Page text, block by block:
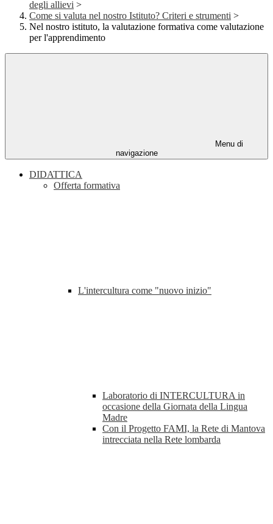
degli allievi >
Come si valuta nel nostro Istituto? Criteri e strumenti >
Nel nostro istituto, la valutazione formativa come valutazione
per l'apprendimento
Menu di
navigazione
DIDATTICA
Offerta formativa
L'intercultura come "nuovo inizio"
Laboratorio di INTERCULTURA in
occasione della Giornata della Lingua
Madre
Con il Progetto FAMI, la Rete di Mantova
intrecciata nella Rete lombarda